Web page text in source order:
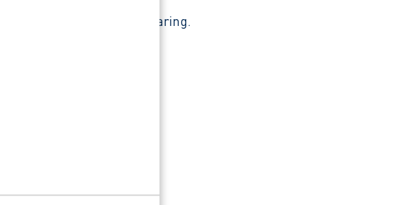
van opleiding en ervaring.